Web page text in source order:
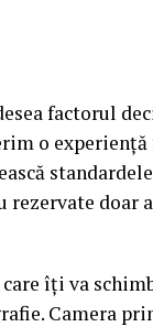
factorul
o
rezervate doar
îți va
Camera